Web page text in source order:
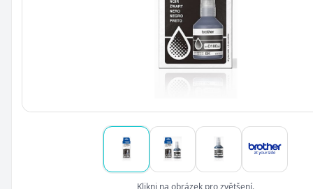
Klikni na obrázek pro zvětšení.